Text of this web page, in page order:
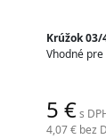
Krúžok 03/
Vhodné
5 €s
4,07 € bez